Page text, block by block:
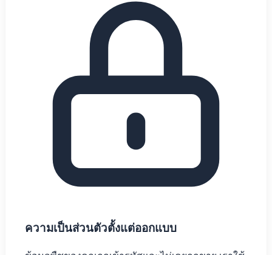
ความเป็นส่วนตัวตั้งแต่ออกแบบ